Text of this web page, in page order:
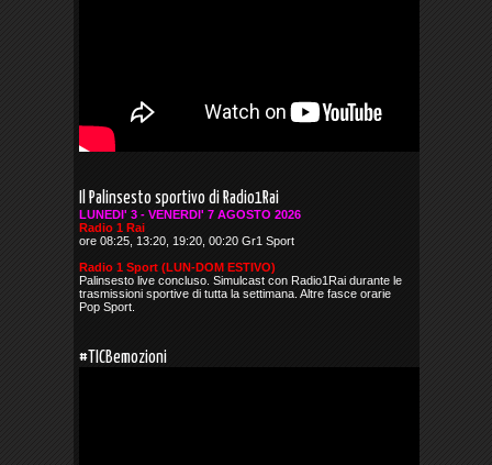
Il Palinsesto sportivo di Radio1Rai
LUNEDI' 3 - VENERDI' 7 AGOSTO 2026
Radio 1 Rai
ore 08:25, 13:20, 19:20, 00:20 Gr1 Sport
Radio 1 Sport (LUN-DOM ESTIVO)
Palinsesto live concluso. Simulcast con Radio1Rai durante le
trasmissioni sportive di tutta la settimana. Altre fasce orarie
Pop Sport.
#TICBemozioni